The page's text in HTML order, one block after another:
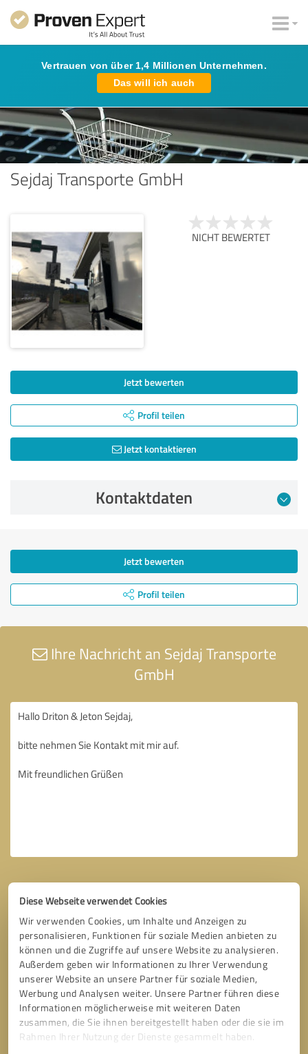
Diese Webseite verwendet Cookies
Wir verwenden Cookies, um Inhalte und Anzeigen zu
personalisieren, Funktionen für soziale Medien anbieten zu
können und die Zugriffe auf unsere Website zu analysieren.
Außerdem geben wir Informationen zu Ihrer Verwendung
unserer Website an unsere Partner für soziale Medien,
Werbung und Analysen weiter. Unsere Partner führen diese
Informationen möglicherweise mit weiteren Daten
zusammen, die Sie ihnen bereitgestellt haben oder die sie im
Rahmen Ihrer Nutzung der Dienste gesammelt haben.
Vertrauen von über 1,4 Millionen Unternehmen.
Das will ich auch
Sejdaj Transporte GmbH
NICHT BEWERTET
Jetzt bewerten
Profil teilen
Jetzt kontaktieren
Kontaktdaten
Jetzt bewerten
Profil teilen
Ihre Nachricht an Sejdaj Transporte
GmbH
Bitte um Rückruf * Erforderliche Angaben
Nachricht senden